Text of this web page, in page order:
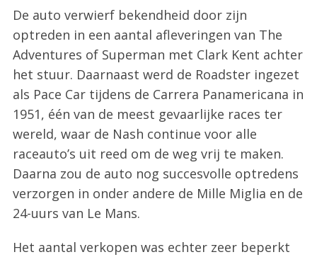
De auto verwierf bekendheid door zijn
optreden in een aantal afleveringen van The
Adventures of Superman met Clark Kent achter
het stuur. Daarnaast werd de Roadster ingezet
als Pace Car tijdens de Carrera Panamericana in
1951, één van de meest gevaarlijke races ter
wereld, waar de Nash continue voor alle
raceauto’s uit reed om de weg vrij te maken.
Daarna zou de auto nog succesvolle optredens
verzorgen in onder andere de Mille Miglia en de
24-uurs van Le Mans.
Het aantal verkopen was echter zeer beperkt